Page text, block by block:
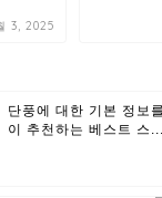
3, 2025
단풍에 대한 기본 정보
이 추천하는 베스트 스...